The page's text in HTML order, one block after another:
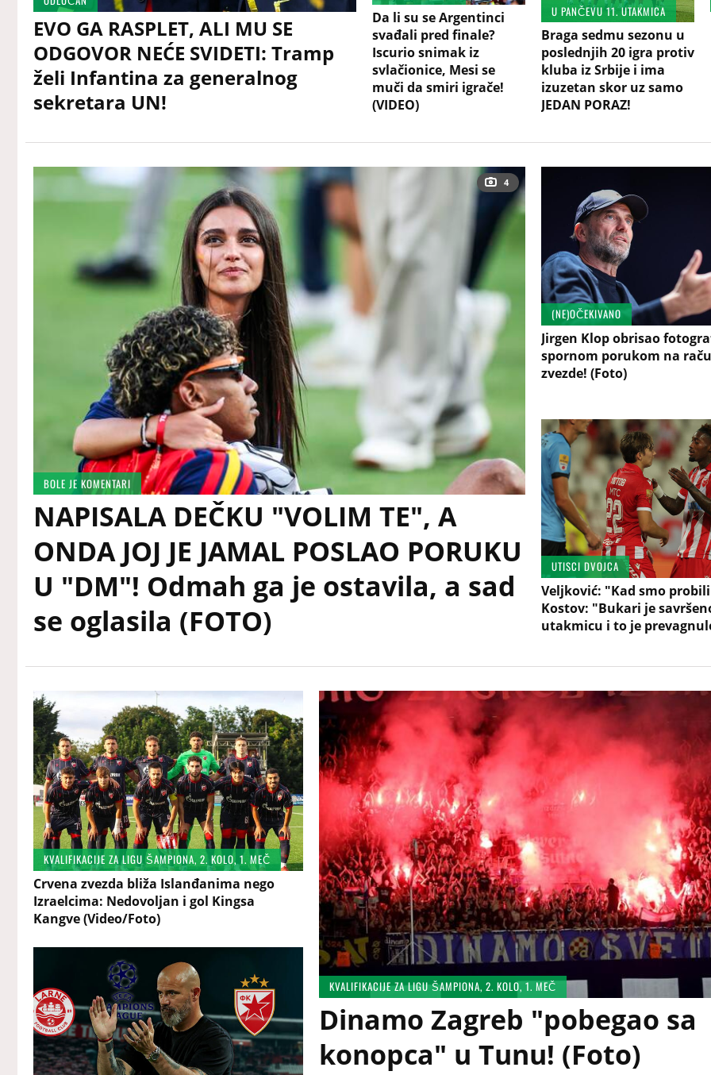
EVO GA RASPLET, ALI MU SE
ODGOVOR NEĆE SVIDETI: Tramp
želi Infantina za generalnog
sekretara UN!
Da li su se Argentinci
svađali pred finale?
Iscurio snimak iz
svlačionice, Mesi se
muči da smiri igrače!
(VIDEO)
U PANČEVU 11. UTAKMICA
Braga sedmu sezonu u
poslednjih 20 igra protiv
kluba iz Srbije i ima
izuzetan skor uz samo
JEDAN PORAZ!
4
BOLE JE KOMENTARI
NAPISALA DEČKU "VOLIM TE", A
ONDA JOJ JE JAMAL POSLAO PORUKU
U "DM"! Odmah ga je ostavila, a sad
se oglasila (FOTO)
(NE)OČEKIVANO
Jirgen Klop obrisao
spornom porukom na
zvezde! (Foto)
UTISCI DVOJCA
Veljković: "Kad smo
Kostov: "Bukari je
utakmicu i to je
KVALIFIKACIJE ZA LIGU ŠAMPIONA, 2. KOLO, 1. MEČ
Crvena zvezda bliža Islanđanima nego
Izraelcima: Nedovoljan i gol Kingsa
Kangve (Video/Foto)
KVALIFIKACIJE ZA LIGU ŠAMPIONA, 2. KOLO, 1. MEČ
Dinamo Zagreb "pobegao sa
konopca" u Tunu! (Foto)